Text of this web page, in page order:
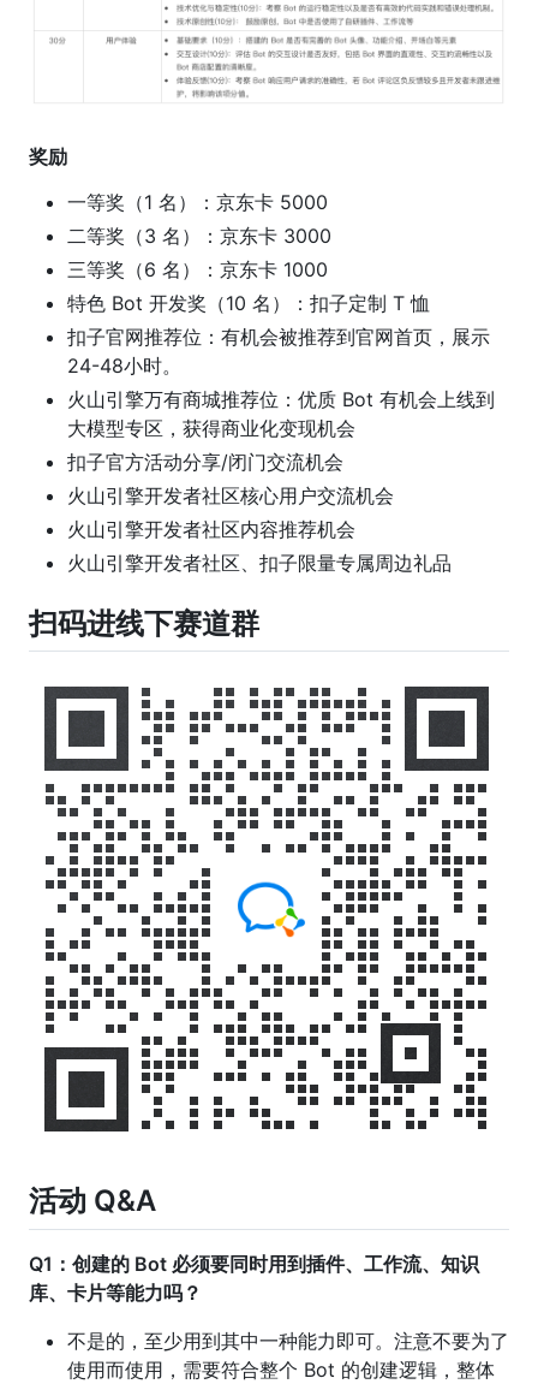
奖励
一等奖（1 名）：京东卡 5000
二等奖（3 名）：京东卡 3000
三等奖（6 名）：京东卡 1000
特色 Bot 开发奖（10 名）：扣子定制 T 恤
扣子官网推荐位：有机会被推荐到官网首页，展示
24-48小时。
火山引擎万有商城推荐位：优质 Bot 有机会上线到
大模型专区，获得商业化变现机会
扣子官方活动分享/闭门交流机会
火山引擎开发者社区核心用户交流机会
火山引擎开发者社区内容推荐机会
火山引擎开发者社区、扣子限量专属周边礼品
扫码进线下赛道群
活动 Q&A
Q1：创建的 Bot 必须要同时用到插件、工作流、知识
库、卡片等能力吗？
不是的，至少用到其中一种能力即可。注意不要为了
使用而使用，需要符合整个 Bot 的创建逻辑，整体